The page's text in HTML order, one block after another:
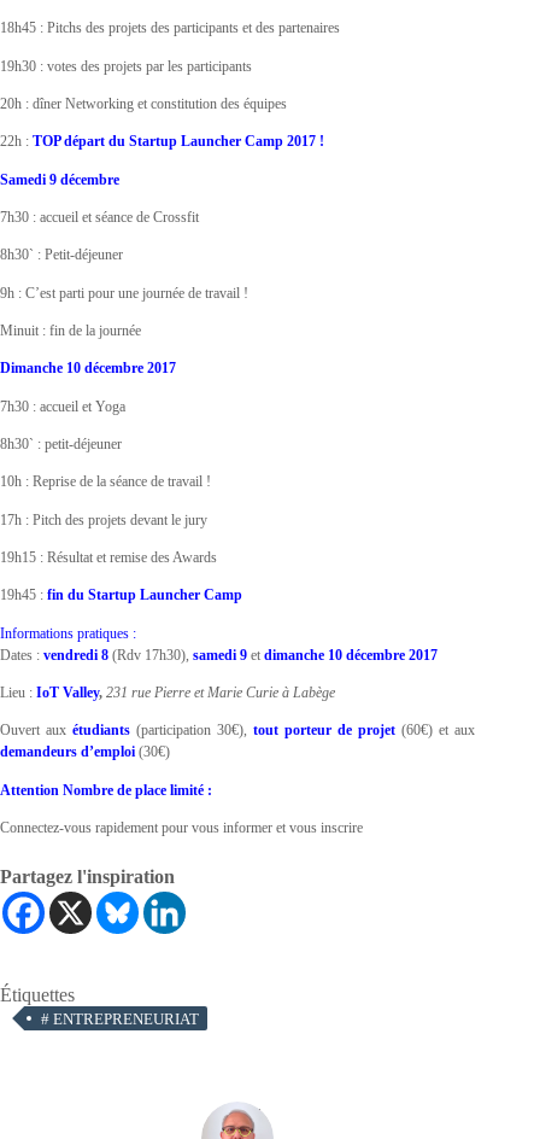
18h45 : Pitchs des projets des participants et des partenaires
19h30 : votes des projets par les participants
20h : dîner Networking et constitution des équipes
22h : TOP départ du Startup Launcher Camp 2017 !
Samedi 9 décembre
7h30 : accueil et séance de Crossfit
8h30` : Petit-­déjeuner
9h : C’est parti pour une journée de travail !
Minuit : fin de la journée
Dimanche 10 décembre 2017
7h30 : accueil et Yoga
8h30` : petit-­déjeuner
10h : Reprise de la séance de travail !
17h : Pitch des projets devant le jury
19h15 : Résultat et remise des Awards
19h45 : fin du Startup Launcher Camp
Informations pratiques :
Dates : vendredi 8 (Rdv 17h30), samedi 9 et dimanche 10 décembre 2017
Lieu : IoT Valley, 231 rue Pierre et Marie Curie à Labège
Ouvert auxétudiants (participation 30€),tout porteur de projet (60€) et aux
demandeurs d’emploi (30€)
Attention Nombre de place limité :
Connectez-vous rapidement pour vous informer et vous inscrire
Partagez l'inspiration
Étiquettes
# ENTREPRENEURIAT